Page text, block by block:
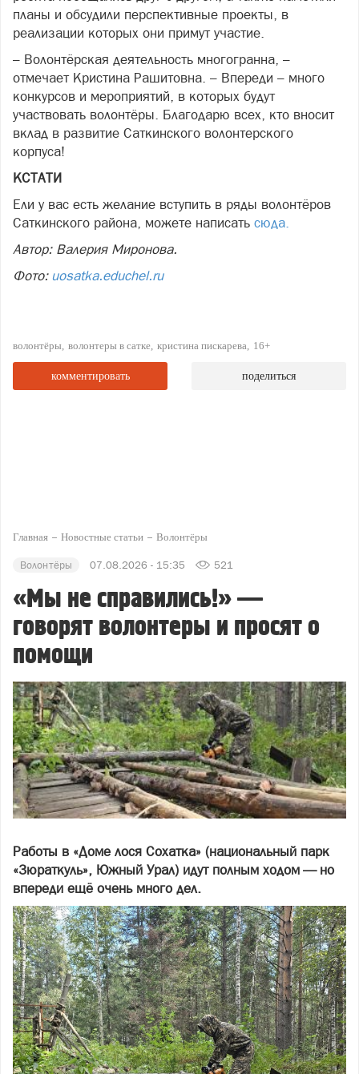
планы и обсудили перспективные проекты, в
реализации которых они примут участие.
– Волонтёрская деятельность многогранна, –
отмечает Кристина Рашитовна. – Впереди – много
конкурсов и мероприятий, в которых будут
участвовать волонтёры. Благодарю всех, кто вносит
вклад в развитие Саткинского волонтерского
корпуса!
КСТАТИ
Ели у вас есть желание вступить в ряды волонтёров
Саткинского района, можете написать сюда.
Автор: Валерия Миронова.
Фото: uosatka.educhel.ru
волонтёры волонтеры в сатке кристина пискарева 16+
комментировать поделиться
Главная Новостные статьи Волонтёры
Волонтёры 07.08.2026 - 15:35 521
«Мы не справились!» —
говорят волонтеры и просят о
помощи
Работы в «Доме лося Сохатка» (национальный парк
«Зюраткуль», Южный Урал) идут полным ходом — но
впереди ещё очень много дел.